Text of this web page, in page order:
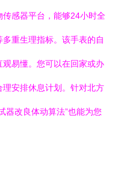
感器平台，能够24小时全
重生理指标。该手表的自
易懂。您可以在回家或办
安排休息计划。针对北方
器改良体动算法”也能为您